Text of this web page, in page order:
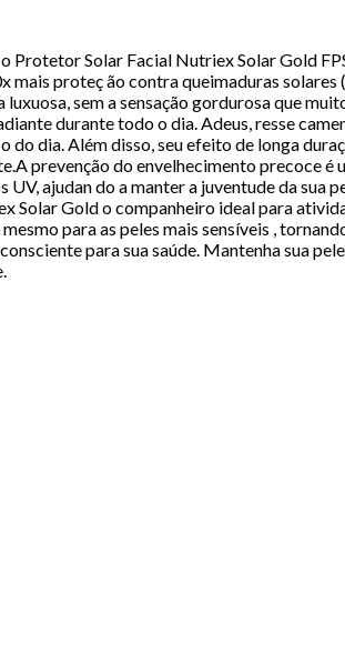
Solar Facial Nutriex Solar Gold
proteç ão contra queimaduras
sem a sensação gordurosa que
durante todo o dia. Adeus, resse
dia. Além disso, seu efeito de longa
prevenção do envelhecimento precoce
ajudan do a manter a juventude da
Gold o companheiro ideal para
para as peles mais sensíveis ,
para sua saúde. Mantenha sua